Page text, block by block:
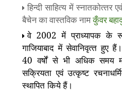
हिन्‍दी साहित्‍य में स्‍नातकोत्‍तर
बैचेन का वास्‍तविक नामकुँवर
वे 2002 में प्राध्‍यापक के
गाजियाबाद में सेवानिवृत्‍त
40 वर्षों से भी अधिक समय
सक्रियता एवं उत्‍कृष्‍ट
स्‍थापित किये हैं।